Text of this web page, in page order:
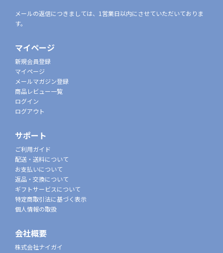
メールの返信につきましては、1営業日以内にさせていただいておりま
す。
マイページ
新規会員登録
マイページ
メールマガジン登録
商品レビュー一覧
ログイン
ログアウト
サポート
ご利用ガイド
配送・送料について
お支払いについて
返品・交換について
ギフトサービスについて
特定商取引法に基づく表示
個人情報の取扱
会社概要
株式会社ナイガイ